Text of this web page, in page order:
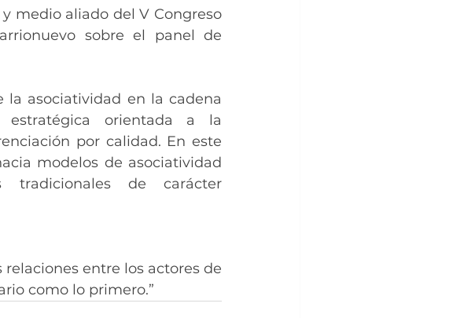
medio aliado del V Congreso
sobre el panel de
la asociatividad en la cadena
orientada a la
por calidad. En este
modelos de asociatividad
tradicionales de carácter
entre los actores de
como lo primero.”